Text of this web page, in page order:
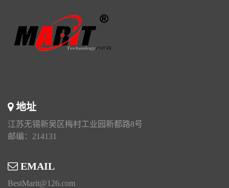
地址
江苏无锡新吴区梅村工业园新都路8号
邮编：214131
EMAIL
BestMarit@126.com